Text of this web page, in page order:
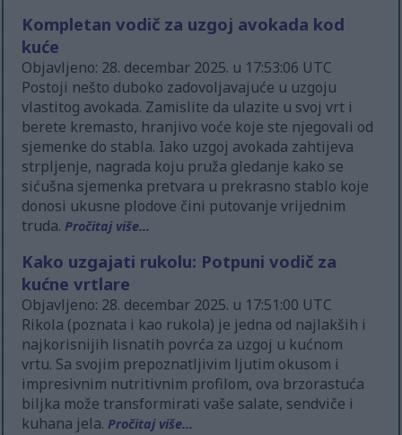
Kompletan vodič za uzgoj avokada kod
kuće
Objavljeno: 28. decembar 2025. u 17:53:06 UTC
Postoji nešto duboko zadovoljavajuće u uzgoju
vlastitog avokada. Zamislite da ulazite u svoj vrt i
berete kremasto, hranjivo voće koje ste njegovali od
sjemenke do stabla. Iako uzgoj avokada zahtijeva
strpljenje, nagrada koju pruža gledanje kako se
sićušna sjemenka pretvara u prekrasno stablo koje
donosi ukusne plodove čini putovanje vrijednim
truda.Pročitaj više...
Kako uzgajati rukolu: Potpuni vodič za
kućne vrtlare
Objavljeno: 28. decembar 2025. u 17:51:00 UTC
Rikola (poznata i kao rukola) je jedna od najlakših i
najkorisnijih lisnatih povrća za uzgoj u kućnom
vrtu. Sa svojim prepoznatljivim ljutim okusom i
impresivnim nutritivnim profilom, ova brzorastuća
biljka može transformirati vaše salate, sendviče i
kuhana jela.Pročitaj više...